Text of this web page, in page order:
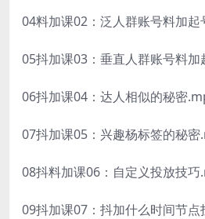
04料加课02：泛人群账号料加
05抖加课03：垂直人群账号料
06抖加课04：达人相似的秘密
07抖加课05：兴趣杨标签的秘
08抖料加课06：自定义投放技
09抖加课07：抖加什么时间节